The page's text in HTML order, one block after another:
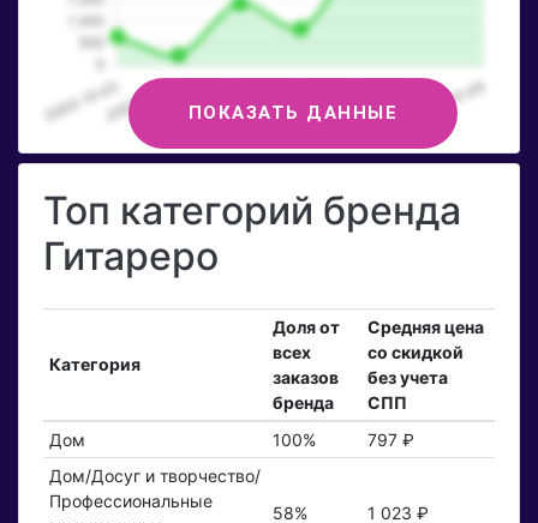
ПОКАЗАТЬ ДАННЫЕ
Топ категорий бренда
Гитареро
Категория
Доля от
всех
заказов
бренда
Средняя цена
со скидкой
без учета
СПП
Дом
100%
797 ₽
Дом/Досуг и творчество/
Профессиональные
58% 1 023 ₽